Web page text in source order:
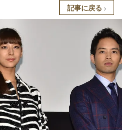
記事に戻る